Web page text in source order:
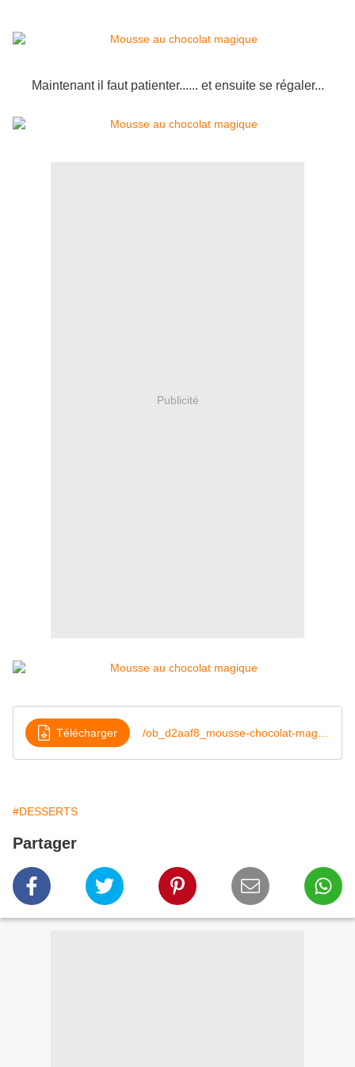
Maintenant il faut patienter...... et ensuite se régaler...
Publicité
Télécharger
#DESSERTS
Partager